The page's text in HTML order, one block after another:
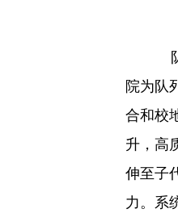
院为队
合和校
升，高
伸至子
力。系